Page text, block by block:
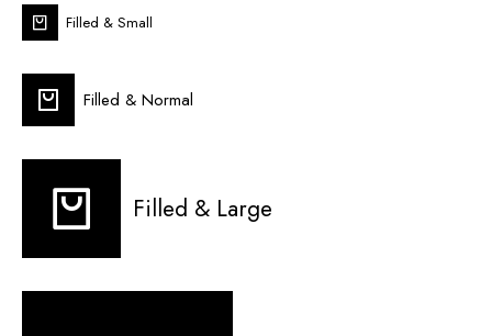
Filled & Small
Filled & Normal
Filled & Large